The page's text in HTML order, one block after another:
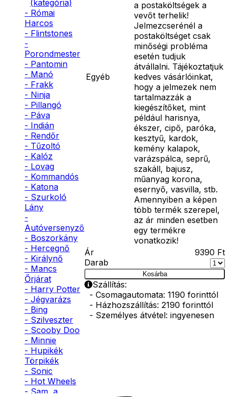
(kategória)
- Római
Harcos
- Flintstones
-
Porondmester
- Pantomin
- Manó
- Frakk
- Ninja
- Pillangó
- Páva
- Indián
- Rendőr
- Tűzoltó
- Kalóz
- Lovag
- Kommandós
- Katona
- Szurkoló
Lány
-
Autóversenyző
- Boszorkány
- Hercegnő
- Királynő
- Mancs
Őrjárat
- Harry Potter
- Jégvarázs
- Bing
- Szilveszter
- Scooby Doo
- Minnie
- Hupikék
Törpikék
- Sonic
- Hot Wheels
- Sam, a
Egyéb
a postaköltségek a
vevőt terhelik!
Jelmezcserénél a
postaköltséget csak
minőségi probléma
esetén tudjuk
átvállalni. Tájékoztatjuk
kedves vásárlóinkat,
hogy a jelmezek nem
tartalmazzák a
kiegészítőket, mint
például harisnya,
ékszer, cipő, paróka,
kesztyű, kardok,
kemény kalapok,
varázspálca, seprű,
szakáll, bajusz,
műanyag korona,
esernyő, vasvilla, stb.
Amennyiben a képen
több termék szerepel,
az ár minden esetben
egy termékre
vonatkozik!
Ár
9390 Ft
Darab
Kosárba
Szállítás:
- Csomagautomata: 1190 forinttól
- Házhozszállítás: 2190 forinttól
- Személyes átvétel: ingyenesen